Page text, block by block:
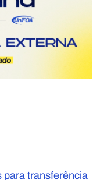
para transferência